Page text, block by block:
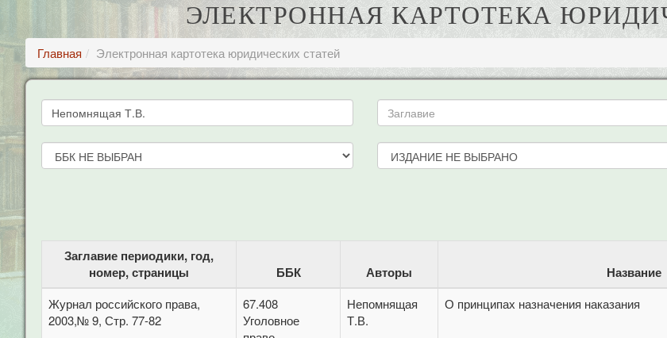
ЭЛЕКТРОННАЯ КАРТОТЕКА
Главная Электронная картотека юридических статей
Заглавие периодики, год,
номер, страницы
ББК Авторы Название
Журнал российского права,
2003,№ 9, Стр. 77-82
67.408
Уголовное
Непомнящая
Т.В.
О принципах назначения наказания